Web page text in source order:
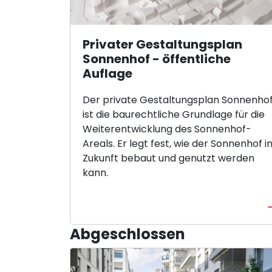
Privater Gestaltungsplan
Sonnenhof - öffentliche
Auflage
Der private Gestaltungsplan
ist die baurechtliche Grundlage für die
Weiterentwicklung des Sonnenhof-
Areals. Er legt fest, wie der Sonnenhof in
Zukunft bebaut und genutzt werden
kann.
Abgeschlossen